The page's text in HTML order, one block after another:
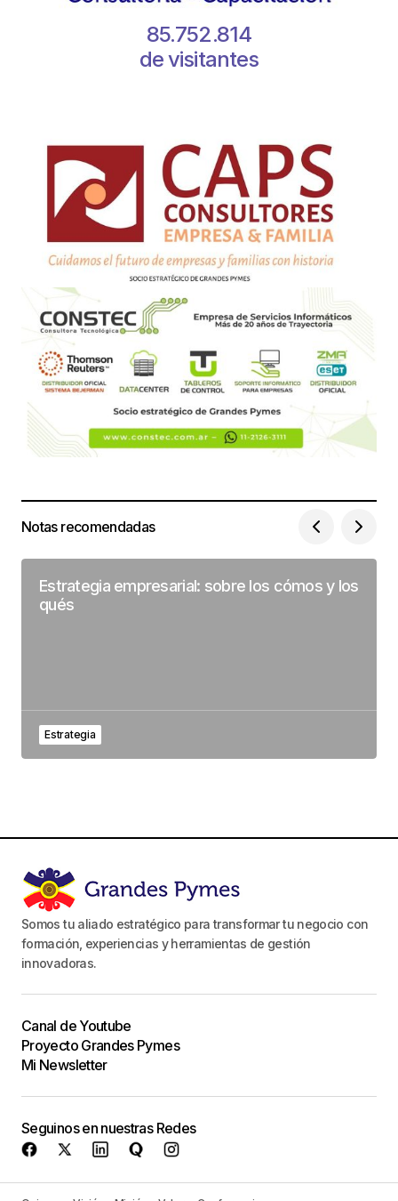
85.752.814
de visitantes
Notas recomendadas
Estrategia empresarial: sobre los cómos y los
qués
Estrategia
Somos tu aliado estratégico para transformar tu negocio con
formación, experiencias y herramientas de gestión
innovadoras.
Canal de Youtube
Proyecto Grandes Pymes
Mi Newsletter
Seguinos en nuestras Redes